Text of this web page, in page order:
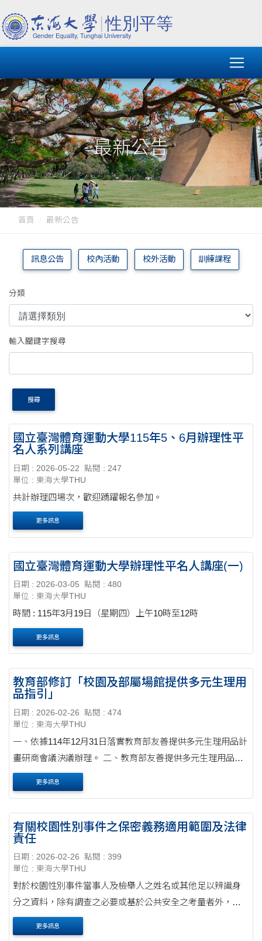
最新公告
首頁 最新公告
訊息公告 校內活動 校外活動 訓練課程
分類
輸入關鍵字搜尋
搜尋
國立臺灣體育運動大學115年5、6月辦理性平
名人系列講座
日期 : 2026-05-22
點閱 : 247
單位 : 東海大學THU
共計辦理四場次，歡迎踴躍報名參加。
更多訊息
國立臺灣體育運動大學辦理性平名人講座(一)
日期 : 2026-03-05
點閱 : 480
單位 : 東海大學THU
時間 : 115年3月19日（星期四）上午10時至12時
更多訊息
教育部修訂「校園及部屬場館提供多元生理用
品指引」
日期 : 2026-02-26
點閱 : 474
單位 : 東海大學THU
一、依據114年12月31日落實教育部友善提供多元生理用品計
畫研商會議決議辦理。 二、教育部友善提供多元生理用品計
畫實施迄今已滿兩年有餘,經檢視現行指引之執行情形,爰針對
部分內容文字予以修訂,使指引更明確,以....
更多訊息
有關校園性別事件之保密義務適用範圍及法律
責任
日期 : 2026-02-26
點閱 : 399
單位 : 東海大學THU
對於校園性別事件當事人及檢舉人之姓名或其他足以辨識身
分之資料，除有調查之必要或基於公共安全之考量者外，應
予保密、不得揭露當事人之姓名或其他足以辨識身分之資料
及非有正當理由，不得公布行為人之姓名或....
更多訊息